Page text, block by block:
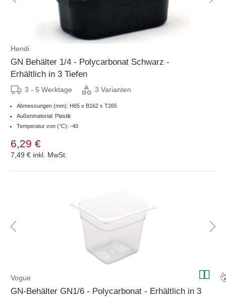
Hendi
GN Behälter 1/4 - Polycarbonat Schwarz -
Erhältlich in 3 Tiefen
3 - 5 Werktage 3 Varianten
Abmessungen (mm): H65 x B162 x T265
Außenmaterial: Plastik
Temperatur von (°C): -40
6,29 €
7,49 € inkl. MwSt.
Vogue
GN-Behälter GN1/6 - Polycarbonat - Erhältlich in 3